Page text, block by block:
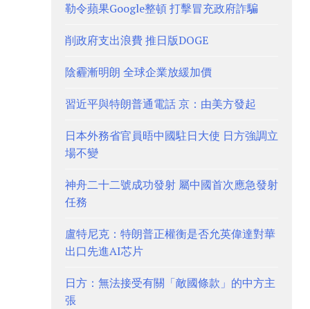
勒令蘋果Google整頓 打擊冒充政府詐騙
削政府支出浪費 推日版DOGE
陰霾漸明朗 全球企業放緩加價
習近平與特朗普通電話 京：由美方發起
日本外務省官員晤中國駐日大使 日方強調立
場不變
神舟二十二號成功發射 屬中國首次應急發射
任務
盧特尼克：特朗普正權衡是否允英偉達對華
出口先進AI芯片
日方：無法接受有關「敵國條款」的中方主
張